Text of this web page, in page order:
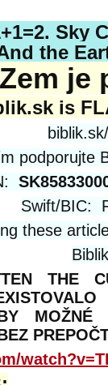
Sky
the
Zem je
is
podporujte
Swift/BIC:
these
THE
MOŽNÉ